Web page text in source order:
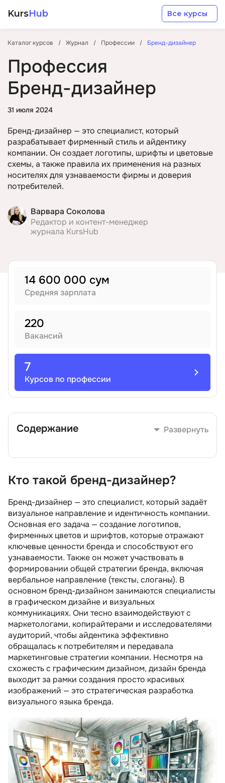
KursHub Все курсы
Каталог курсов Журнал Профессии Бренд-дизайнер
Профессия
Бренд-дизайнер
31 июля 2024
Бренд-дизайнер — это специалист, который
разрабатывает фирменный стиль и айдентику
компании. Он создает логотипы, шрифты и цветовые
схемы, а также правила их применения на разных
носителях для узнаваемости фирмы и доверия
потребителей.
Варвара Соколова
Редактор и контент-менеджер
журнала KursHub
14 600 000 сум
Средняя зарплата
220
Вакансий
7
Курсов по профессии
Содержание
Кто такой бренд-дизайнер?
Чем занимается бренд-дизайнер
Какими знаниями и умениями должен
обладать brand дизайнер
Минимальные требования к кандидатам на
должность специалиста по брендингу
Карьерный рост специалиста по брендингу
Какие зарплаты у бренд designers
Плюсы и минусы профессии бренд
дизайнера
Как стать бренд дизайнером
Рекомендуем посмотреть курсы по бренд
дизайну
Несколько советов для соискателей на
должность специалиста по визуальной
идентификации бренда
начинающих специалистов по брендингу
Резюме
Развернуть
Кто такой бренд-дизайнер?
Бренд-дизайнер — это специалист, который задаёт
визуальное направление и идентичность компании.
Основная его задача — создание логотипов,
фирменных цветов и шрифтов, которые отражают
ключевые ценности бренда и способствуют его
узнаваемости. Также он может участвовать в
формировании общей стратегии бренда, включая
вербальное направление (тексты, слоганы). В
основном бренд-дизайном занимаются специалисты
в графическом дизайне и визуальных
коммуникациях. Они тесно взаимодействуют с
маркетологами, копирайтерами и исследователями
аудиторий, чтобы айдентика эффективно
обращалась к потребителям и передавала
маркетинговые стратегии компании. Несмотря на
схожесть с графическим дизайном, дизайн бренда
выходит за рамки создания просто красивых
изображений — это стратегическая разработка
визуального языка бренда.
Разработка
Маркетинг
Дизайн
Менеджмент
Soft Skills
Детям
Акции и промокоды